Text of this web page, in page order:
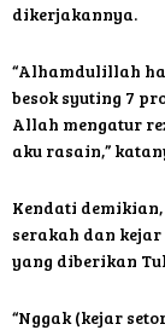
dikerjakannya.
“Alhamdulillah
besok syuting 7
Allah mengatur
aku rasain,”
Kendati
serakah dan
yang diberikan
“Nggak (kejar